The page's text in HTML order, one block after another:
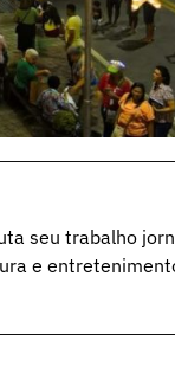
seu trabalho
e